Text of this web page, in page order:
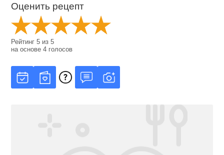
Оценить рецепт
Рейтинг5 из5
на основе4 голосов